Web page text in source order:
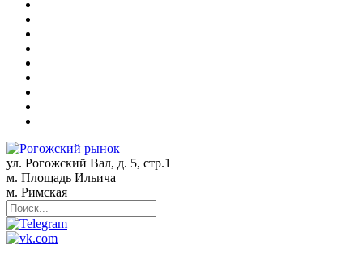
ул. Рогожский Вал, д. 5, стр.1
м. Площадь Ильича
м. Римская